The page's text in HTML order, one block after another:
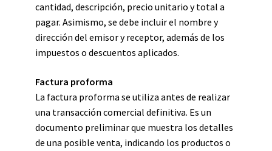
cantidad, descripción, precio unitario y total a
pagar. Asimismo, se debe incluir el nombre y
dirección del emisor y receptor, además de los
impuestos o descuentos aplicados.
Factura proforma
La factura proforma se utiliza antes de realizar
una transacción comercial definitiva. Es un
documento preliminar que muestra los detalles
de una posible venta, indicando los productos o